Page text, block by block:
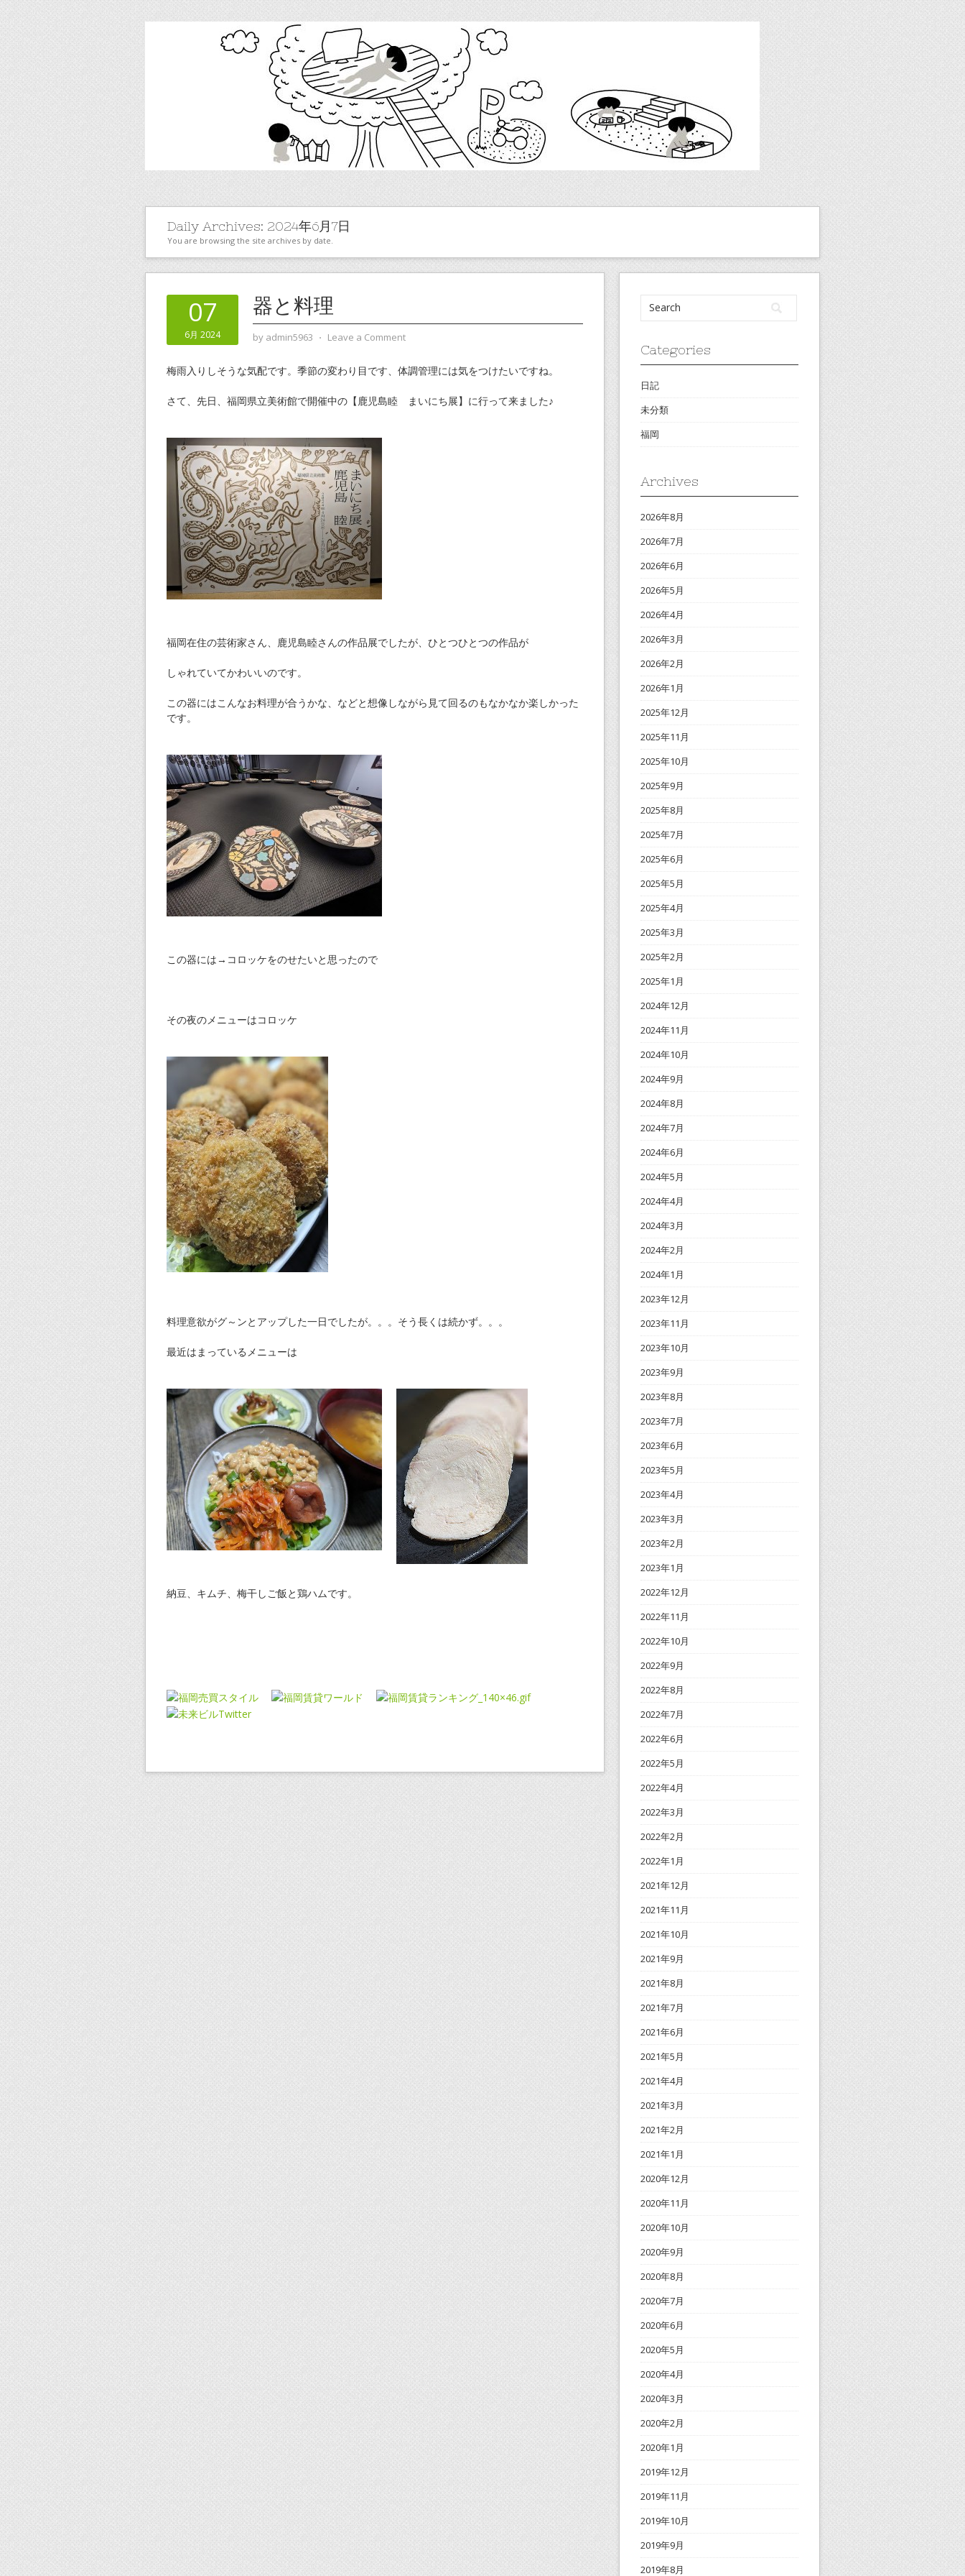
Daily Archives: 2024年6月7日
You are browsing the site archives by date.
07
6月 2024
器と料理
by admin5963 ⋅ Leave a Comment
梅雨入りしそうな気配です。季節の変わり目です、体調管理には気をつけたいですね。
さて、先日、福岡県立美術館で開催中の【鹿児島睦 まいにち展】に行って来ました♪
福岡在住の芸術家さん、鹿児島睦さんの作品展でしたが、ひとつひとつの作品が
しゃれていてかわいいのです。
この器にはこんなお料理が合うかな、などと想像しながら見て回るのもなかなか楽しかった
です。
この器には→コロッケをのせたいと思ったので
その夜のメニューはコロッケ
料理意欲がグ～ンとアップした一日でしたが。。。そう長くは続かず。。。
最近はまっているメニューは
納豆、キムチ、梅干しご飯と鶏ハムです。
Categories
日記
未分類
福岡
Archives
2026年8月
2026年7月
2026年6月
2026年5月
2026年4月
2026年3月
2026年2月
2026年1月
2025年12月
2025年11月
2025年10月
2025年9月
2025年8月
2025年7月
2025年6月
2025年5月
2025年4月
2025年3月
2025年2月
2025年1月
2024年12月
2024年11月
2024年10月
2024年9月
2024年8月
2024年7月
2024年6月
2024年5月
2024年4月
2024年3月
2024年2月
2024年1月
2023年12月
2023年11月
2023年10月
2023年9月
2023年8月
2023年7月
2023年6月
2023年5月
2023年4月
2023年3月
2023年2月
2023年1月
2022年12月
2022年11月
2022年10月
2022年9月
2022年8月
2022年7月
2022年6月
2022年5月
2022年4月
2022年3月
2022年2月
2022年1月
2021年12月
2021年11月
2021年10月
2021年9月
2021年8月
2021年7月
2021年6月
2021年5月
2021年4月
2021年3月
2021年2月
2021年1月
2020年12月
2020年11月
2020年10月
2020年9月
2020年8月
2020年7月
2020年6月
2020年5月
2020年4月
2020年3月
2020年2月
2020年1月
2019年12月
2019年11月
2019年10月
2019年9月
2019年8月